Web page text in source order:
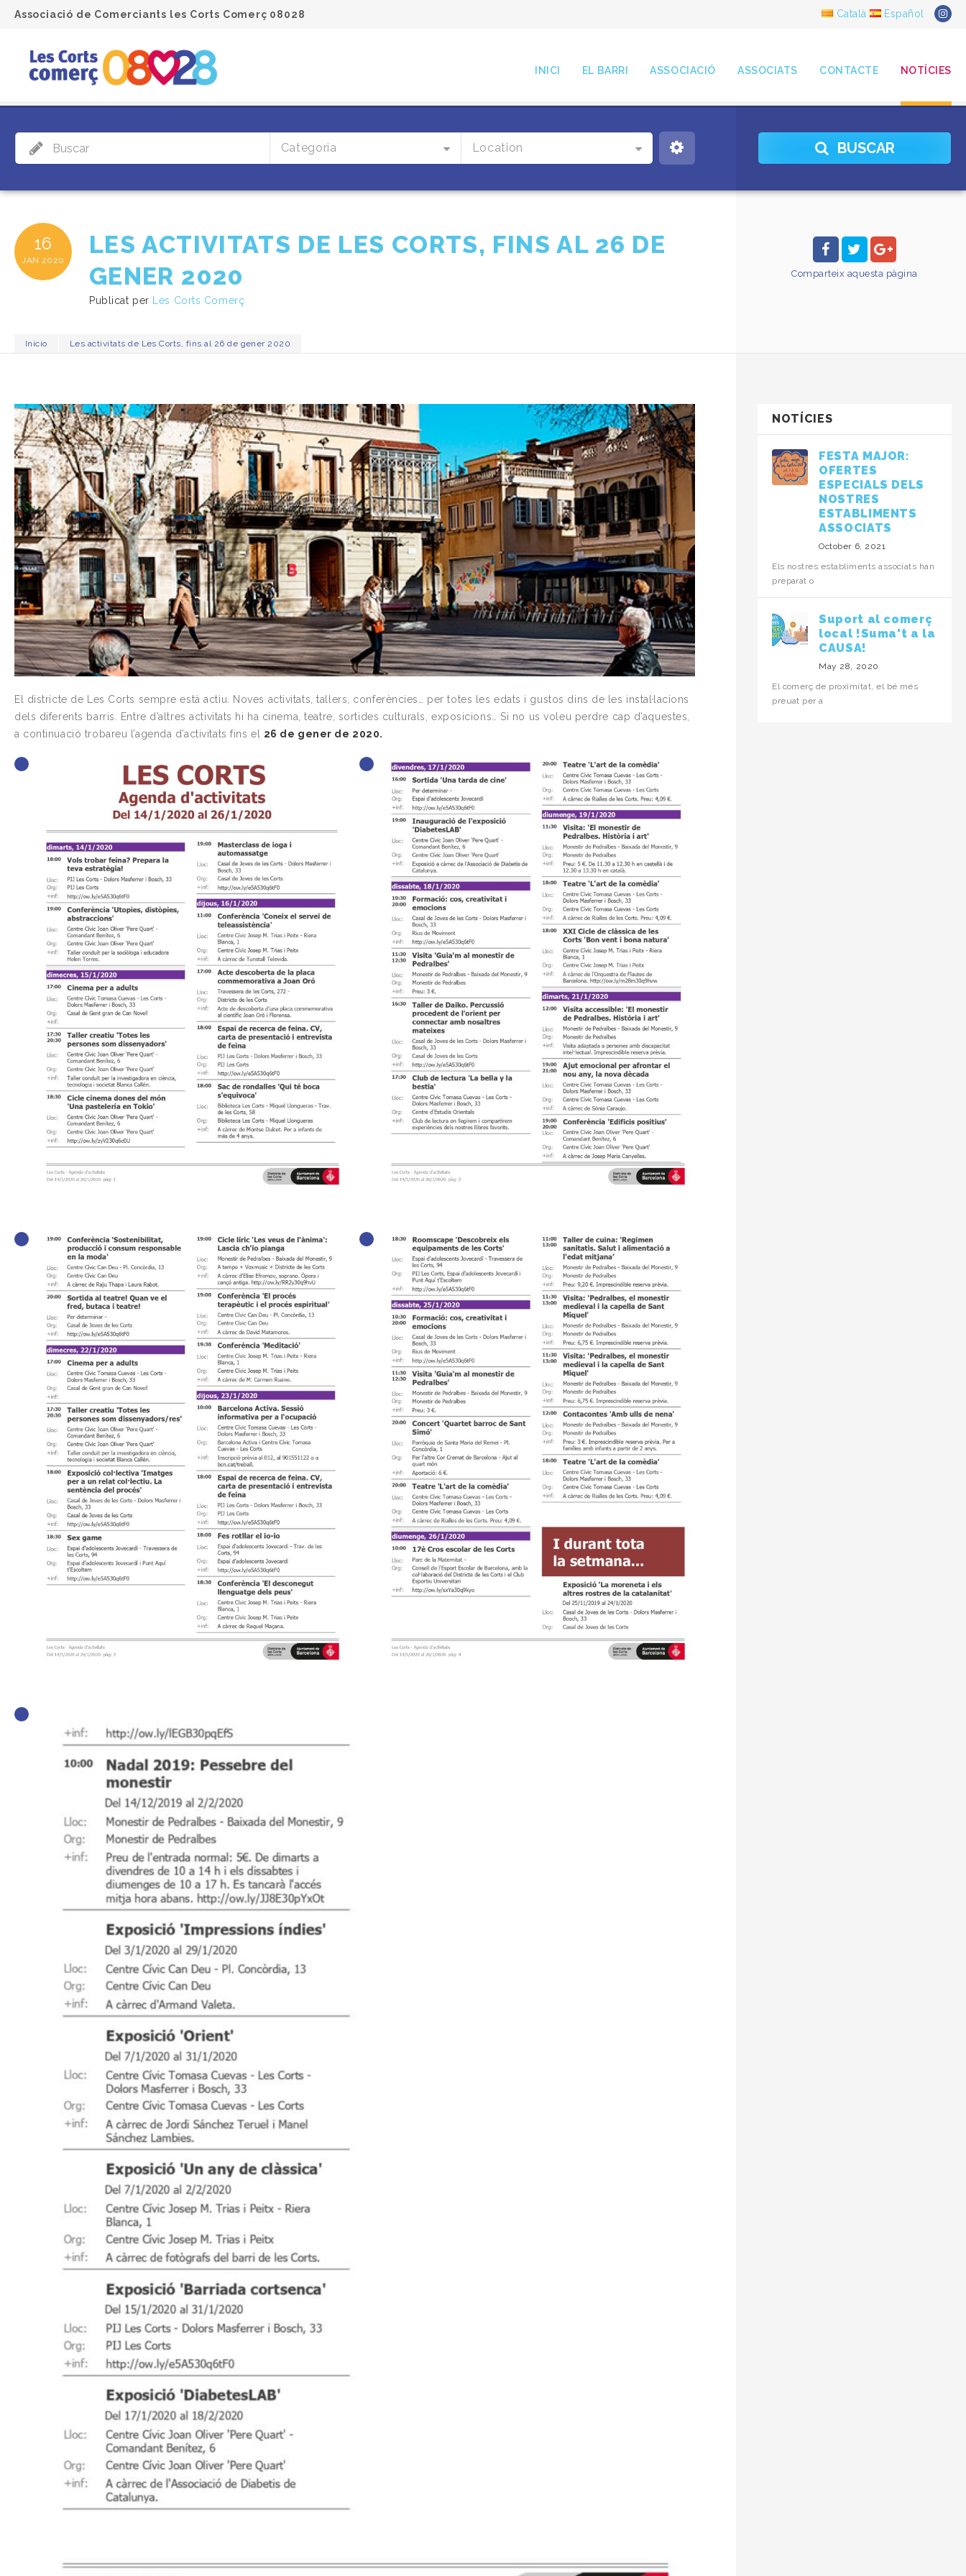
Català Español
Associació de Comerciants les Corts Comerç 08028
INICI EL BARRI ASSOCIACIÓ ASSOCIATS CONTACTE NOTÍCIES
Categoria Location BUSCAR
16
JAN 2020
LES ACTIVITATS DE LES CORTS, FINS AL 26 DE
GENER 2020
Publicat per Les Corts Comerç
Inicio Les activitats de Les Corts, fins al 26 de gener 2020
Comparteix aquesta pàgina
El districte de Les Corts sempre està actiu. Noves activitats, tallers, conferències… per totes les edats i gustos dins de les instal·lacions
dels diferents barris. Entre d’altres activitats hi ha cinema, teatre, sortides culturals, exposicions… Si no us voleu perdre cap d’aquestes,
a continuació trobareu l’agenda d’activitats fins el 26 de gener de 2020.
NOTÍCIES
FESTA MAJOR:
OFERTES
ESPECIALS DELS
NOSTRES
ESTABLIMENTS
ASSOCIATS
October 6, 2021
Els nostres establiments associats han
preparat o
Suport al comerç
local !Suma't a la
CAUSA!
May 28, 2020
El comerç de proximitat, el bé més
preuat per a